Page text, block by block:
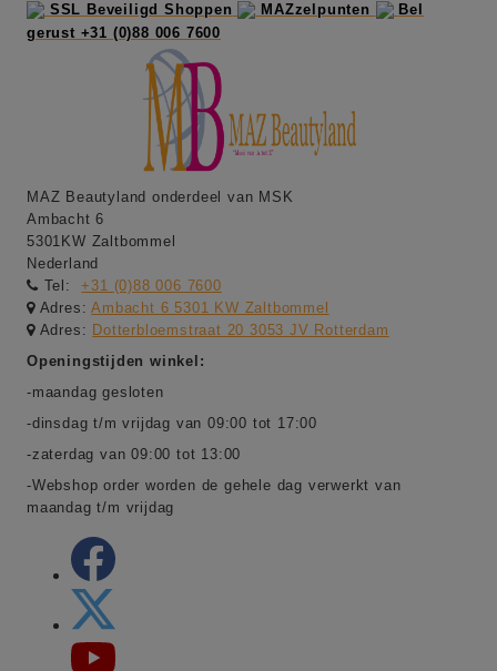
SSL Beveiligd Shoppen MAZzelpunten
Bel
gerust +31 (0)88 006 7600
MAZ Beautyland onderdeel van MSK
Ambacht 6
5301KW Zaltbommel
Nederland
Tel:
+31 (0)88 006 7600
Adres:Ambacht 6 5301 KW Zaltbommel
Adres: Dotterbloemstraat 20 3053 JV Rotterdam
Openingstijden winkel:
-maandag gesloten
-dinsdag t/m vrijdag van 09:00 tot 17:00
-zaterdag van 09:00 tot 13:00
-Webshop order worden de gehele dag verwerkt van
maandag t/m vrijdag